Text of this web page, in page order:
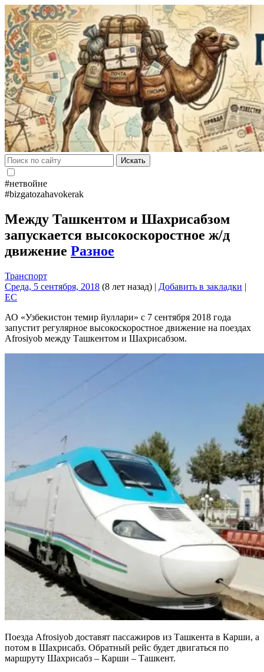
Искать
#нетвойне
#bizgatozahavokerak
Между Ташкентом и Шахрисабзом
запускается высокоскоростное ж/д
движение Разное
Транспорт
Среда, 5 сентября, 2018 (8 лет назад) | Добавить в закладки |
EC
АО «Узбекистон темир йуллари» с 7 сентября 2018 года
запустит регулярное высокоскоростное движение на поездах
Afrosiyob между Ташкентом и Шахрисабзом.
Поезда Afrosiyob доставят пассажиров из Ташкента в Карши, а
потом в Шахрисабз. Обратный рейс будет двигаться по
маршруту Шахрисабз – Карши – Ташкент.